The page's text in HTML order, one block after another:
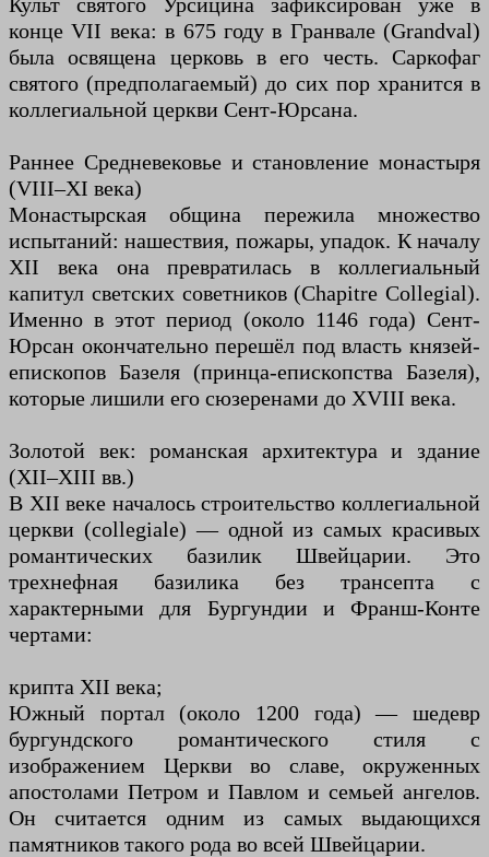
конце VII века: в 675 году в Гранвале (Grandval)
была освящена церковь в его честь. Саркофаг
святого (предполагаемый) до сих пор хранится в
коллегиальной церкви Сент-Юрсана.
Раннее Средневековье и становление монастыря
(VIII–XI века)
Монастырская община пережила множество
испытаний: нашествия, пожары, упадок. К началу
XII века она превратилась в коллегиальный
капитул светских советников (Chapitre Collegial).
Именно в этот период (около 1146 года) Сент-
Юрсан окончательно перешёл под власть князей-
епископов Базеля (принца-епископства Базеля),
которые лишили его сюзеренами до XVIII века.
Золотой век: романская архитектура и здание
(XII–XIII вв.)
В XII веке началось строительство коллегиальной
церкви (collegiale) — одной из самых красивых
романтических базилик Швейцарии. Это
трехнефная базилика без трансепта с
характерными для Бургундии и Франш-Конте
чертами:
крипта XII века;
Южный портал (около 1200 года) — шедевр
бургундского романтического стиля с
изображением Церкви во славе, окруженных
апостолами Петром и Павлом и семьей ангелов.
Он считается одним из самых выдающихся
памятников такого рода во всей Швейцарии.